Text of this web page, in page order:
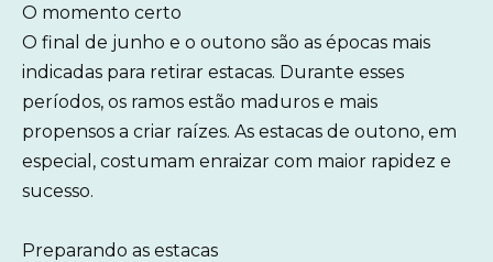
O momento certo
O final de junho e o outono são as épocas mais
indicadas para retirar estacas. Durante esses
períodos, os ramos estão maduros e mais
propensos a criar raízes. As estacas de outono, em
especial, costumam enraizar com maior rapidez e
sucesso.
Preparando as estacas